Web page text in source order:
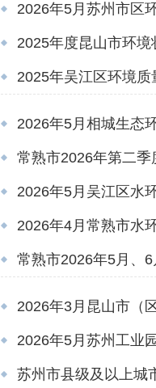
2026年5月苏州市区
2025年度昆山市环境
2025年吴江区环境质
2026年5月相城生态
常熟市2026年第二
2026年5月吴江区水
2026年4月常熟市水
常熟市2026年5月、
2026年3月昆山市（
2026年5月苏州工业
苏州市县级及以上城